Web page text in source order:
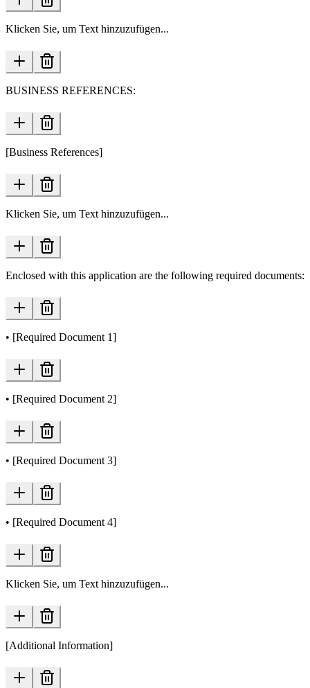
Klicken Sie, um Text hinzuzufügen...
BUSINESS REFERENCES:
[Business References]
Klicken Sie, um Text hinzuzufügen...
Enclosed with this application are the following required documents:
• [Required Document 1]
• [Required Document 2]
• [Required Document 3]
• [Required Document 4]
Klicken Sie, um Text hinzuzufügen...
[Additional Information]